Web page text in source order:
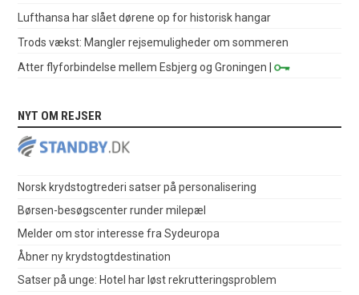
Lufthansa har slået dørene op for historisk hangar
Trods vækst: Mangler rejsemuligheder om sommeren
Atter flyforbindelse mellem Esbjerg og Groningen |
NYT OM REJSER
Norsk krydstogtrederi satser på personalisering
Børsen-besøgscenter runder milepæl
Melder om stor interesse fra Sydeuropa
Åbner ny krydstogtdestination
Satser på unge: Hotel har løst rekrutteringsproblem